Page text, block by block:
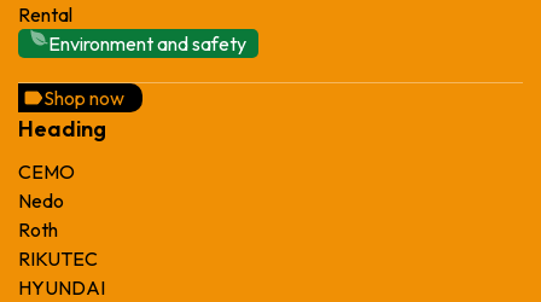
Rental
Environment and safety
Shop now
Heading
CEMO
Nedo
Roth
RIKUTEC
HYUNDAI